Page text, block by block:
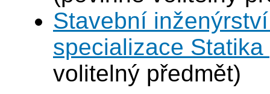
Stavební
specializace
volitelný předmět)